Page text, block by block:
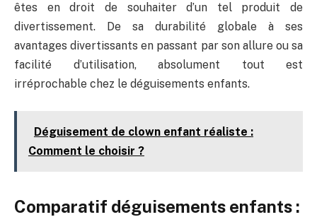
êtes en droit de souhaiter d’un tel produit de
divertissement. De sa durabilité globale à ses
avantages divertissants en passant par son allure ou sa
facilité d’utilisation, absolument tout est
irréprochable chez le déguisements enfants.
Déguisement de clown enfant réaliste :
Comment le choisir ?
Comparatif déguisements enfants :